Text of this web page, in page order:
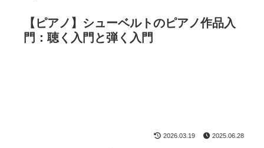
【ピアノ】シューベルトのピアノ作品入
門：聴く入門と弾く入門
2026.03.19 2025.06.28